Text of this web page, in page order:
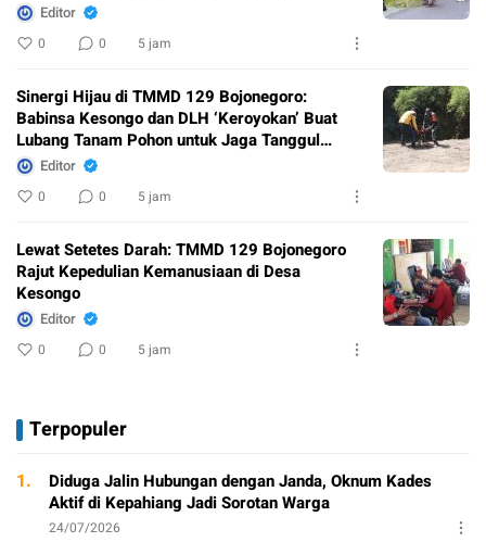
Editor
0 0 5 jam
Sinergi Hijau di TMMD 129 Bojonegoro:
Babinsa Kesongo dan DLH ‘Keroyokan’ Buat
Lubang Tanam Pohon untuk Jaga Tanggul
Sungai
Editor
0 0 5 jam
Lewat Setetes Darah: TMMD 129 Bojonegoro
Rajut Kepedulian Kemanusiaan di Desa
Kesongo
Editor
0 0 5 jam
Terpopuler
1.
Diduga Jalin Hubungan dengan Janda, Oknum Kades
Aktif di Kepahiang Jadi Sorotan Warga
24/07/2026